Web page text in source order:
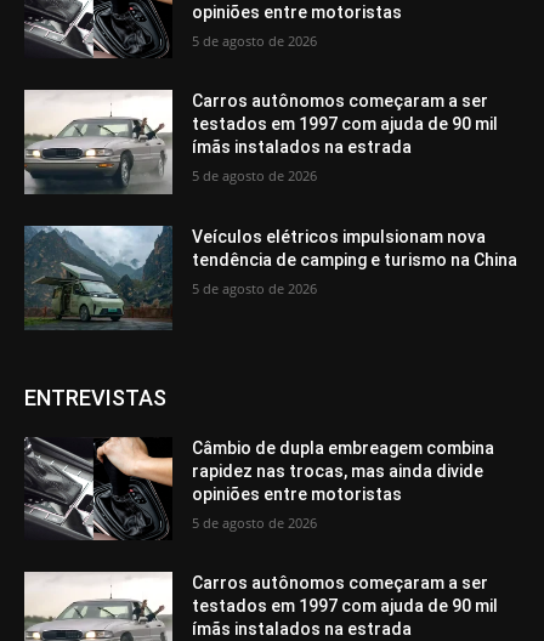
opiniões entre motoristas
5 de agosto de 2026
Carros autônomos começaram a ser
testados em 1997 com ajuda de 90 mil
ímãs instalados na estrada
5 de agosto de 2026
Veículos elétricos impulsionam nova
tendência de camping e turismo na China
5 de agosto de 2026
ENTREVISTAS
Câmbio de dupla embreagem combina
rapidez nas trocas, mas ainda divide
opiniões entre motoristas
5 de agosto de 2026
Carros autônomos começaram a ser
testados em 1997 com ajuda de 90 mil
ímãs instalados na estrada